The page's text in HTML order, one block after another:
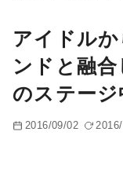
アイドル
ンドと融
のステー
2016/09/02